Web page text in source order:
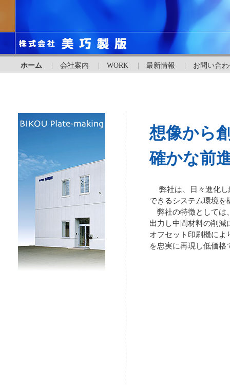
ホーム 会社案内 WORK 最新情報 お問い合
想像から
確かな前
弊社は、日々進化し
できるシステム環境を
弊社の特徴としては
出力し中間材料の削減
オフセット印刷機によ
を忠実に再現し低価